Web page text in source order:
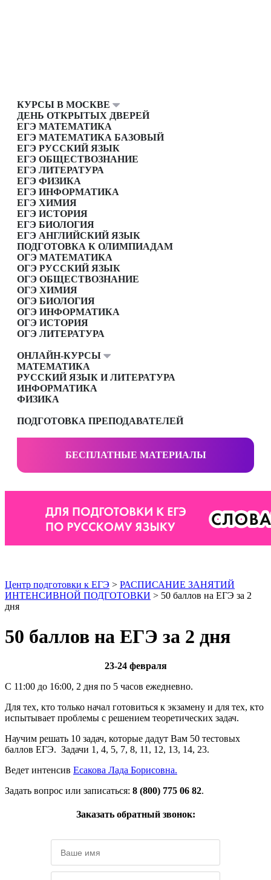
КУРСЫ В МОСКВЕ
ДЕНЬ ОТКРЫТЫХ ДВЕРЕЙ
ЕГЭ МАТЕМАТИКА
ЕГЭ МАТЕМАТИКА БАЗОВЫЙ
ЕГЭ РУССКИЙ ЯЗЫК
ЕГЭ ОБЩЕСТВОЗНАНИЕ
ЕГЭ ЛИТЕРАТУРА
ЕГЭ ФИЗИКА
ЕГЭ ИНФОРМАТИКА
ЕГЭ ХИМИЯ
ЕГЭ ИСТОРИЯ
ЕГЭ БИОЛОГИЯ
ЕГЭ АНГЛИЙСКИЙ ЯЗЫК
ПОДГОТОВКА К ОЛИМПИАДАМ
ОГЭ МАТЕМАТИКА
ОГЭ РУССКИЙ ЯЗЫК
ОГЭ ОБЩЕСТВОЗНАНИЕ
ОГЭ ХИМИЯ
ОГЭ БИОЛОГИЯ
ОГЭ ИНФОРМАТИКА
ОГЭ ИСТОРИЯ
ОГЭ ЛИТЕРАТУРА
ОНЛАЙН-КУРСЫ
МАТЕМАТИКА
РУССКИЙ ЯЗЫК И ЛИТЕРАТУРА
ИНФОРМАТИКА
ФИЗИКА
ПОДГОТОВКА ПРЕПОДАВАТЕЛЕЙ
БЕСПЛАТНЫЕ МАТЕРИАЛЫ
Центр подготовки к ЕГЭ > РАСПИСАНИЕ ЗАНЯТИЙ
ИНТЕНСИВНОЙ ПОДГОТОВКИ > 50 баллов на ЕГЭ за 2
дня
50 баллов на ЕГЭ за 2 дня
23-24 февраля
С 11:00 до 16:00, 2 дня по 5 часов ежедневно.
Для тех, кто только начал готовиться к экзамену и для тех, кто
испытывает проблемы с решением теоретических задач.
Научим решать 10 задач, которые дадут Вам 50 тестовых
баллов ЕГЭ. Задачи 1, 4, 5, 7, 8, 11, 12, 13, 14, 23.
Ведет интенсив Есакова Лада Борисовна.
Задать вопрос или записаться: 8 (800) 775 06 82.
Заказать обратный звонок: